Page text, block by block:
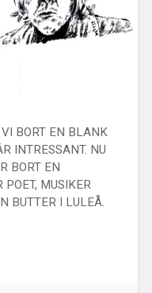
BORT EN BLANK
INTRESSANT. NU
BORT EN
MUSIKER
BUTTER I LULEÅ.